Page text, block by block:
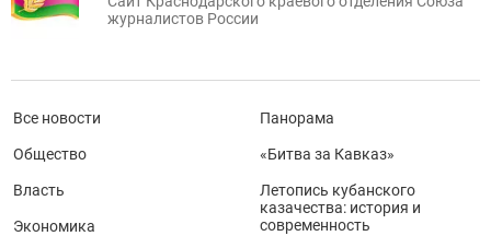
журналистов России
Все новости
Общество
Власть
Экономика
Панорама
«Битва за Кавказ»
Летопись кубанского
казачества: история и
современность